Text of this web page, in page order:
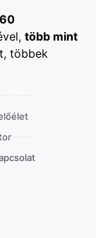
több mint
többek